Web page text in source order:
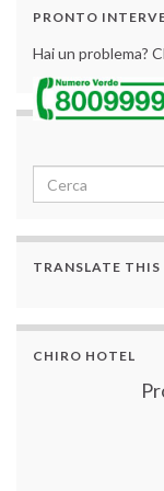
PRONTO
Hai un problema?
Search for:
TRANSLATE THIS
CHIRO HOTEL